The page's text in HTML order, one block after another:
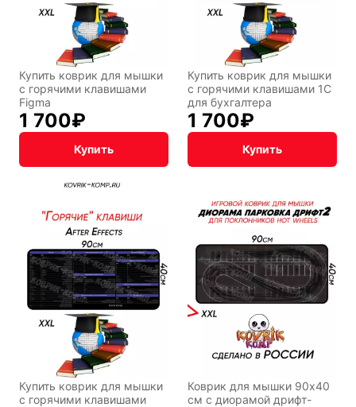
Купить коврик для мышки
с горячими клавишами
Figma
1 700₽
Купить
Купить коврик для мышки
с горячими клавишами 1С
для бухгалтера
1 700₽
Купить
Купить коврик для мышки
с горячими клавишами
Коврик для мышки 90x40
см с диорамой дрифт-